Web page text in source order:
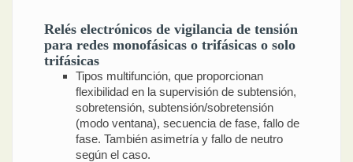
Relés electrónicos de vigilancia de tensión
para redes monofásicas o trifásicas o solo
trifásicas
Tipos multifunción, que proporcionan
flexibilidad en la supervisión de subtensión,
sobretensión, subtensión/sobretensión
(modo ventana), secuencia de fase, fallo de
fase. También asimetría y fallo de neutro
según el caso.